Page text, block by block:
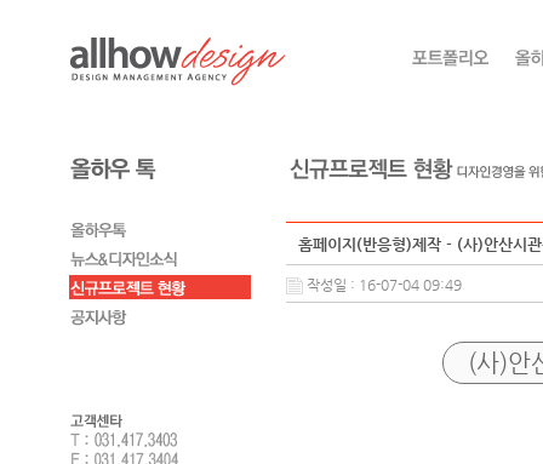
홈페이지(반응형)제작 - (사)안산시
작성일 : 16-07-04 09:49
(사)안